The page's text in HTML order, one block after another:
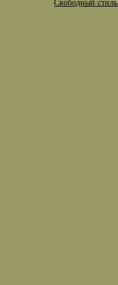
Свободный стиль.